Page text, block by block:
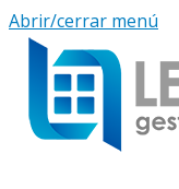
Abrir/cerrar menú